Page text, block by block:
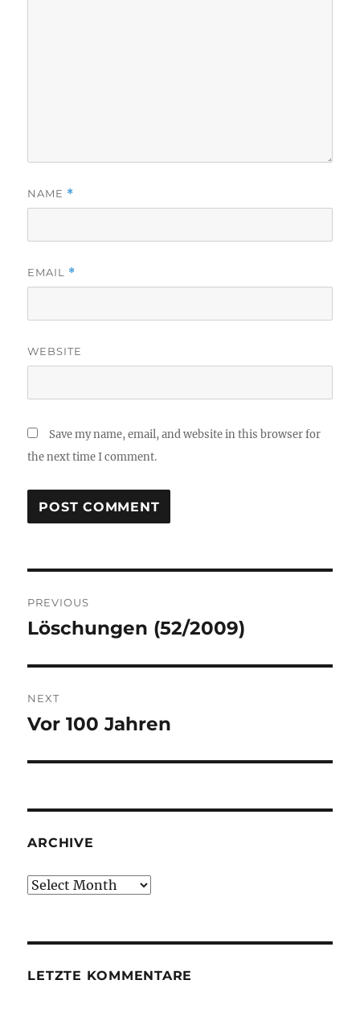
NAME *
EMAIL *
WEBSITE
Save my name, email, and website in this browser for
the next time I comment.
navigation
PREVIOUS
Previous
Löschungen (52/2009)
NEXT
Next
Vor 100 Jahren
ARCHIVE
Archive
LETZTE KOMMENTARE